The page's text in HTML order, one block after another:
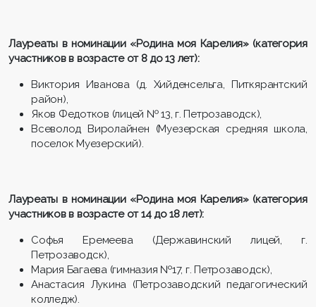
Лауреаты в номинации «Родина моя Карелия» (категория
участников в возрасте от 8 до 13 лет):
Виктория Иванова (д. Хийденсельга, Питкярантский
район),
Яков Федотков (лицей № 13, г. Петрозаводск),
Всеволод Виролайнен (Муезерская средняя школа,
поселок Муезерский).
Лауреаты в номинации «Родина моя Карелия» (категория
участников в возрасте от 14 до 18 лет):
Софья Еремеева (Державинский лицей, г.
Петрозаводск),
Мария Багаева (гимназия №17, г. Петрозаводск),
Анастасия Лукина (Петрозаводский педагогический
колледж).